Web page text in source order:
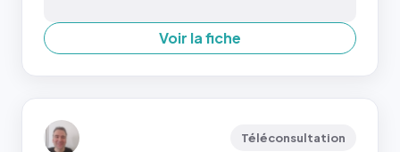
Voir la fiche
Téléconsultation